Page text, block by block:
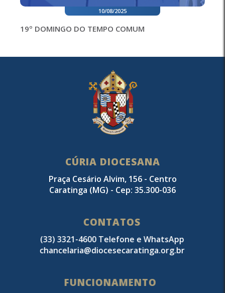
10/08/2025
19º DOMINGO DO TEMPO COMUM
CÚRIA DIOCESANA
Praça Cesário Alvim, 156 - Centro
Caratinga (MG) - Cep: 35.300-036
CONTATOS
(33) 3321-4600 Telefone e WhatsApp
chancelaria@diocesecaratinga.org.br
FUNCIONAMENTO